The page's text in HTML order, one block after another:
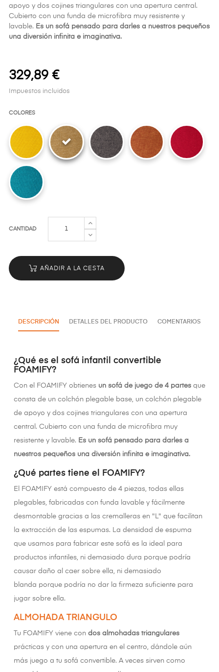
apoyo y dos cojines triangulares con una apertura central.
Cubierto con una funda de microfibra muy resistente y
lavable. Es un sofá pensado para darles a nuestros pequeños
una diversión infinita e imaginativa.
329,89 €
Impuestos incluidos
COLORES
CANTIDAD
AÑADIR A LA CESTA
DESCRIPCIÓN DETALLES DEL PRODUCTO COMENTARIOS
¿Qué es el sofá infantil convertible
FOAMIFY?
Con el FOAMIFY obtienes un sofá de juego de 4 partes que
consta de un colchón plegable base, un colchón plegable
de apoyo y dos cojines triangulares con una apertura
central. Cubierto con una funda de microfibra muy
resistente y lavable. Es un sofá pensado para darles a
nuestros pequeños una diversión infinita e imaginativa.
¿Qué partes tiene el FOAMIFY?
El FOAMIFY está compuesto de 4 piezas, todas ellas
plegables, fabricadas con funda lavable y fácilmente
desmontable gracias a las cremalleras en "L" que facilitan
la extracción de las espumas. La densidad de espuma
que usamos para fabricar este sofá es la ideal para
productos infantiles, ni demasiado dura porque podría
causar daño al caer sobre ella, ni demasiado
blanda porque podría no dar la firmeza suficiente para
jugar sobre ella.
ALMOHADA TRIANGULO
Tu FOAMIFY viene con dos almohadas triangulares
prácticas y con una apertura en el centro, dándole aún
más juego a tu sofá convertible. A veces sirven como